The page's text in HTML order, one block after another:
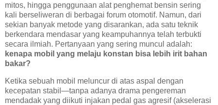
mitos, hingga penggunaan alat penghemat bensin sering
kali berseliweran di berbagai forum otomotif. Namun, dari
sekian banyak metode yang disarankan, ada satu teknik
berkendara mendasar yang keampuhannya telah terbukti
secara ilmiah. Pertanyaan yang sering muncul adalah:
kenapa mobil yang melaju konstan bisa lebih irit bahan
bakar?
Ketika sebuah mobil meluncur di atas aspal dengan
kecepatan stabil—tanpa adanya drama pengereman
mendadak yang diikuti injakan pedal gas agresif (akselerasi